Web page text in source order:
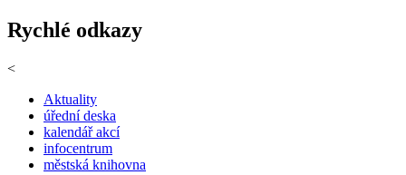
Rychlé odkazy
<
Aktuality
úřední deska
kalendář akcí
infocentrum
městská knihovna